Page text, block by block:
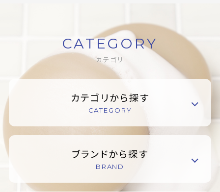
CATEGORY
カテゴリ
カテゴリから探す
CATEGORY
ブランドから探す
BRAND